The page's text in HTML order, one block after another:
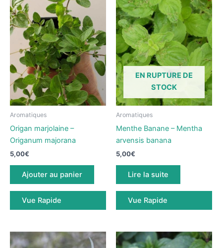
Aromatiques
Origan marjolaine –
Origanum majorana
5,00€
Ajouter au panier
Vue Rapide
EN RUPTURE DE
STOCK
Aromatiques
Menthe Banane – Mentha
arvensis banana
5,00€
Lire la suite
Vue Rapide